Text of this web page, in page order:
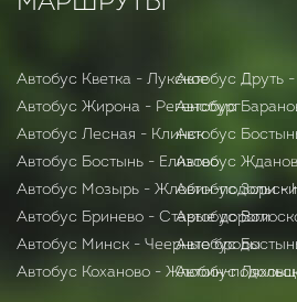
Автобус Кветка - Лукское
Автобус Жирона - Регенсбург
Автобус Лесная - Клинск
Автобус Бостынь - Елизово
Автобус Мозырь - Жлобин-
Автобус Бринево - Старые дороги
Автобус Минск - Чеерные броды
Автобус Коханово - Жлобин-
Автобус Друть -
Автобус
Автобус
Автобус
Автобус Зори -
Автобус
Автобус
Автобус